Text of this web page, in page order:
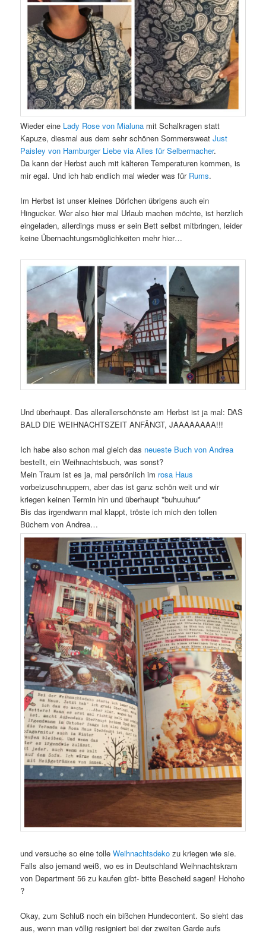
Wieder eine Lady Rose von Mialuna mit Schalkragen statt
Kapuze, diesmal aus dem sehr schönen SommersweatJust
Paisley von Hamburger Liebe via Alles für Selbermacher.
Da kann der Herbst auch mit kälteren Temperaturen kommen, is
mir egal. Und ich hab endlich mal wieder was für Rums.
Im Herbst ist unser kleines Dörfchen übrigens auch ein
Hingucker. Wer also hier mal Urlaub machen möchte, ist herzlich
eingeladen, allerdings muss er sein Bett selbst mitbringen, leider
keine Übernachtungsmöglichkeiten mehr hier…
Und überhaupt. Das allerallerschönste am Herbst ist ja mal: DAS
BALD DIE WEIHNACHTSZEIT ANFÄNGT, JAAAAAAAA!!!
Ich habe also schon mal gleich das neueste Buch von Andrea
bestellt, ein Weihnachtsbuch, was sonst?
Mein Traum ist es ja, mal persönlich im rosa Haus
vorbeizuschnuppern, aber das ist ganz schön weit und wir
kriegen keinen Termin hin und überhaupt *buhuuhuu*
Bis das irgendwann mal klappt, tröste ich mich den tollen
Büchern von Andrea…
und versuche so eine tolleWeihnachtsdekozu kriegen wie sie.
Falls also jemand weiß, wo es in Deutschland Weihnachtskram
von Department 56 zu kaufen gibt- bitte Bescheid sagen! Hohoho
?
Okay, zum Schluß noch ein bißchen Hundecontent. So sieht das
aus, wenn man völlig resigniert bei der zweiten Garde aufs